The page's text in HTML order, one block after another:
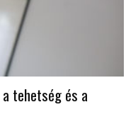
tehetség és a